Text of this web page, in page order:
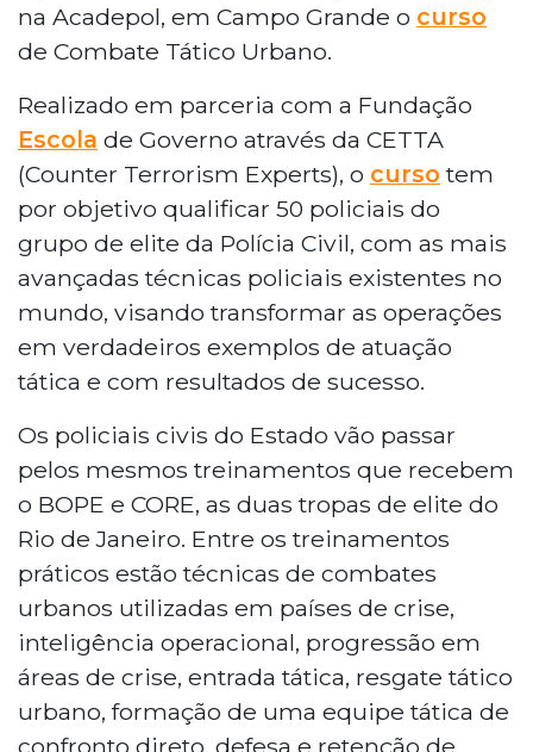
na Acadepol, em Campo Grande o curso
de Combate Tático Urbano.
Realizado em parceria com a Fundação
Escola de Governo através da CETTA
(Counter Terrorism Experts), o curso tem
por objetivo qualificar 50 policiais do
grupo de elite da Polícia Civil, com as mais
avançadas técnicas policiais existentes no
mundo, visando transformar as operações
em verdadeiros exemplos de atuação
tática e com resultados de sucesso.
Os policiais civis do Estado vão passar
pelos mesmos treinamentos que recebem
o BOPE e CORE, as duas tropas de elite do
Rio de Janeiro. Entre os treinamentos
práticos estão técnicas de combates
urbanos utilizadas em países de crise,
inteligência operacional, progressão em
áreas de crise, entrada tática, resgate tático
urbano, formação de uma equipe tática de
confronto direto, defesa e retenção de